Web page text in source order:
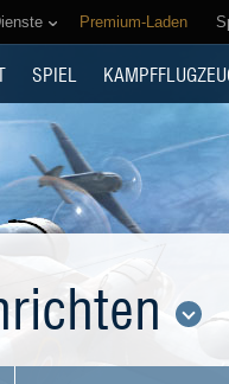
Premium-Laden
SPIEL